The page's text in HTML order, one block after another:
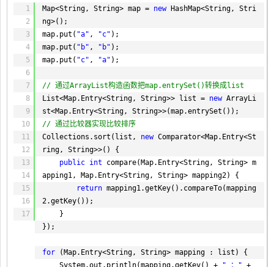
1
2
3
4
5
6
7
8
9
10
11
12
13
14
15
16
17
Map<String, String> map = new
HashMap<String, Stri
ng>();
map.put( "a" , "c" );
map.put( "b" , "b" );
map.put( "c" , "a" );
// 通过ArrayList构造函数把map.entrySet()转换成list
List<Map.Entry<String, String>> list = new ArrayLi
st<Map.Entry<String, String>>(map.entrySet());
// 通过比较器实现比较排序
Collections.sort(list, new Comparator<Map.Entry<St
ring, String>>() {
public int
compare(Map.Entry<String, String> m
apping1, Map.Entry<String, String> mapping2) {
return mapping1.getKey().compareTo(mapping
2.getKey());
}
});
for
(Map.Entry<String, String> mapping : list) {
System.out.println(mapping.getKey() +
" ：" +